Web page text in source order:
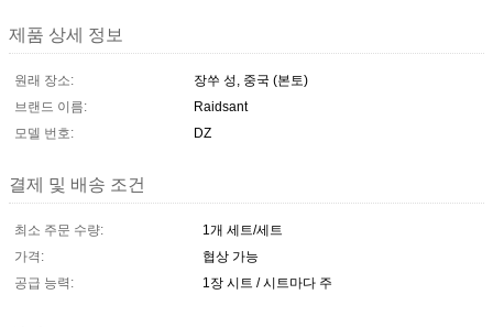
제품 상세 정보
원래 장소:
장쑤 성, 중국 (본토)
브랜드 이름:
Raidsant
모델 번호:
DZ
결제 및 배송 조건
최소 주문 수량:
1개 세트/세트
가격:
협상 가능
공급 능력:
1장 시트 / 시트마다 주